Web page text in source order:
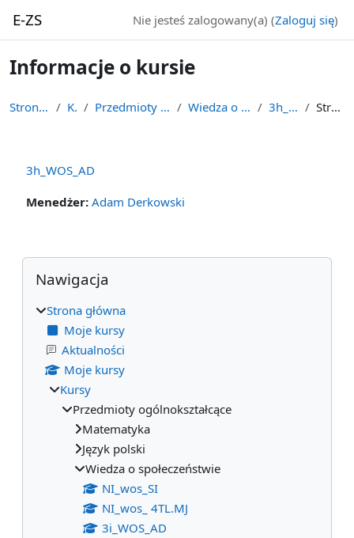
E-ZS Nie jesteś zalogowany(a) (Zaloguj się)
Informacje o kursie
Strona główna Kursy Przedmioty ogólnokształcące Wiedza o społeczeństwie 3h_WOS_AD Streszczenie
3h_WOS_AD
Menedżer: Adam Derkowski
Bloki
Pomiń Nawigacja
Nawigacja
Strona główna
Moje kursy
Aktualności
Moje kursy
Kursy
Przedmioty ogólnokształcące
Matematyka
Język polski
Wiedza o społeczeństwie
NI_wos_SI
NI_wos_ 4TL.MJ
3i_WOS_AD